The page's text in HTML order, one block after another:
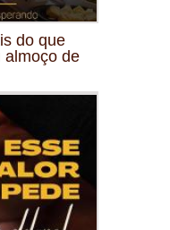
do que
almoço de